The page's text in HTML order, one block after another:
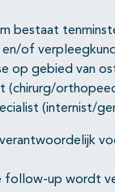
bestaat
of
op gebied van
(chirurg/
(internist/
up wordt